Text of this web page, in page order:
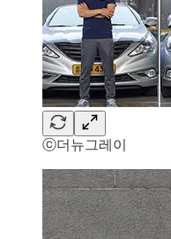
ⓒ더뉴그레이